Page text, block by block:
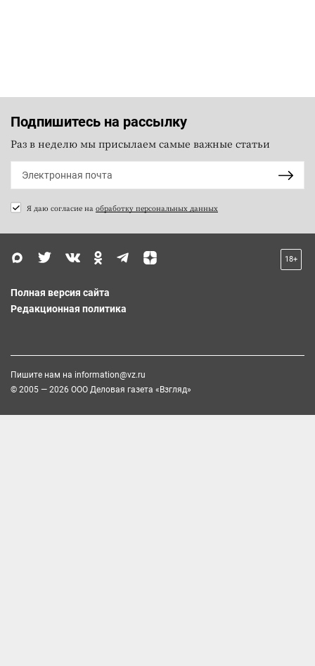
Подпишитесь на рассылку
Раз в неделю мы присылаем самые важные статьи
Я даю согласие на обработку персональных данных
18+
Полная версия сайта
Редакционная политика
Пишите нам на information@vz.ru
© 2005 — 2026 ООО Деловая газета «Взгляд»